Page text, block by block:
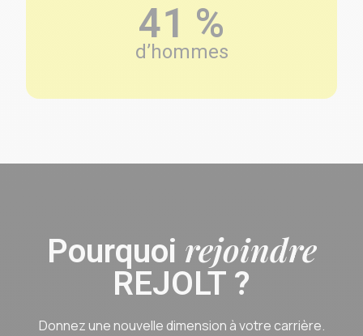
41 %
d’hommes
Pourquoi rejoindre
REJOLT ?
Donnez une nouvelle dimension à votre carrière.